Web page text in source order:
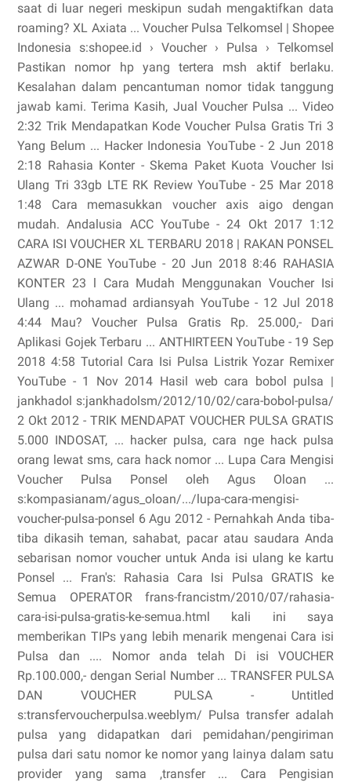
saat di luar negeri meskipun sudah mengaktifkan data
roaming? XL Axiata ... Voucher Pulsa Telkomsel | Shopee
Indonesia s:shopee.id › Voucher › Pulsa › Telkomsel
Pastikan nomor hp yang tertera msh aktif berlaku.
Kesalahan dalam pencantuman nomor tidak tanggung
jawab kami. Terima Kasih, Jual Voucher Pulsa ... Video
2:32 Trik Mendapatkan Kode Voucher Pulsa Gratis Tri 3
Yang Belum ... Hacker Indonesia YouTube - 2 Jun 2018
2:18 Rahasia Konter - Skema Paket Kuota Voucher Isi
Ulang Tri 33gb LTE RK Review YouTube - 25 Mar 2018
1:48 Cara memasukkan voucher axis aigo dengan
mudah. Andalusia ACC YouTube - 24 Okt 2017 1:12
CARA ISI VOUCHER XL TERBARU 2018 | RAKAN PONSEL
AZWAR D-ONE YouTube - 20 Jun 2018 8:46 RAHASIA
KONTER 23 l Cara Mudah Menggunakan Voucher Isi
Ulang ... mohamad ardiansyah YouTube - 12 Jul 2018
4:44 Mau? Voucher Pulsa Gratis Rp. 25.000,- Dari
Aplikasi Gojek Terbaru ... ANTHIRTEEN YouTube - 19 Sep
2018 4:58 Tutorial Cara Isi Pulsa Listrik Yozar Remixer
YouTube - 1 Nov 2014 Hasil web cara bobol pulsa |
jankhadol s:jankhadolsm/2012/10/02/cara-bobol-pulsa/
2 Okt 2012 - TRIK MENDAPAT VOUCHER PULSA GRATIS
5.000 INDOSAT, ... hacker pulsa, cara nge hack pulsa
orang lewat sms, cara hack nomor ... Lupa Cara Mengisi
Voucher Pulsa Ponsel oleh Agus Oloan ...
s:kompasianam/agus_oloan/.../lupa-cara-mengisi-
voucher-pulsa-ponsel 6 Agu 2012 - Pernahkah Anda tiba-
tiba dikasih teman, sahabat, pacar atau saudara Anda
sebarisan nomor voucher untuk Anda isi ulang ke kartu
Ponsel ... Fran's: Rahasia Cara Isi Pulsa GRATIS ke
Semua OPERATOR frans-francistm/2010/07/rahasia-
cara-isi-pulsa-gratis-ke-semua.html kali ini saya
memberikan TIPs yang lebih menarik mengenai Cara isi
Pulsa dan .... Nomor anda telah Di isi VOUCHER
Rp.100.000,- dengan Serial Number ... TRANSFER PULSA
DAN VOUCHER PULSA - Untitled
s:transfervoucherpulsa.weeblym/ Pulsa transfer adalah
pulsa yang didapatkan dari pemidahan/pengiriman
pulsa dari satu nomor ke nomor yang lainya dalam satu
provider yang sama ,transfer ... Cara Pengisian